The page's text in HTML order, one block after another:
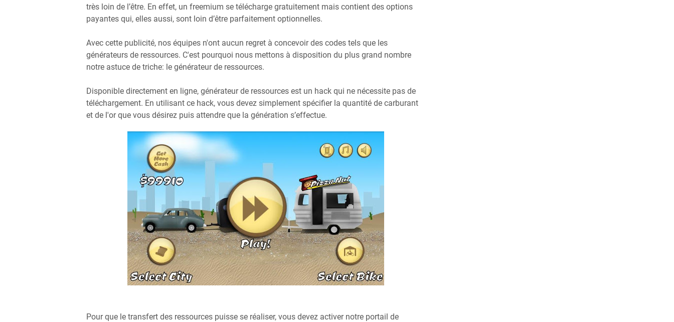
très loin de l’être. En effet, un freemium se télécharge gratuitement mais contient des options
payantes qui, elles aussi, sont loin d’être parfaitement optionnelles.
Avec cette publicité, nos équipes n'ont aucun regret à concevoir des codes tels que les
générateurs de ressources. C'est pourquoi nous mettons à disposition du plus grand nombre
notre astuce de triche: le générateur de ressources.
Disponible directement en ligne, générateur de ressources est un hack qui ne nécessite pas de
téléchargement. En utilisant ce hack, vous devez simplement spécifier la quantité de carburant
et de l'or que vous désirez puis attendre que la génération s’effectue.
Pour que le transfert des ressources puisse se réaliser, vous devez activer notre portail de